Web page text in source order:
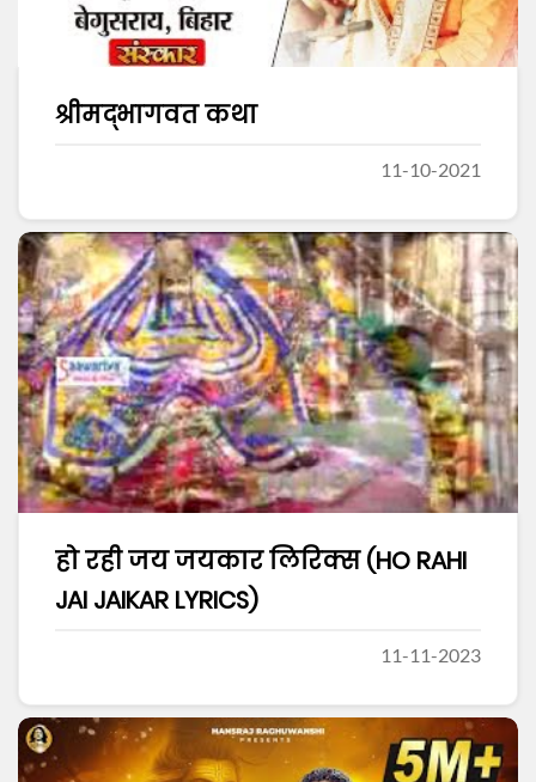
श्रीमद्भागवत कथा
11-10-2021
हो रही जय जयकार लिरिक्स (HO RAHI
JAI JAIKAR LYRICS)
11-11-2023